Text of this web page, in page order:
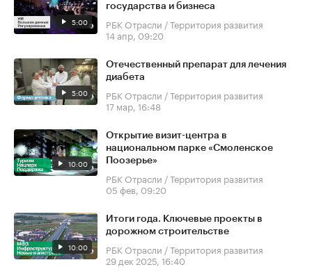
5:00
государства и бизнеса
РБК Отрасли / Территория развития
14 апр, 09:20
5:00
Отечественный препарат для лечения
диабета
РБК Отрасли / Территория развития
17 мар, 16:48
10:00
Открытие визит-центра в
национальном парке «Смоленское
Поозерье»
РБК Отрасли / Территория развития
05 фев, 09:20
10:00
Итоги года. Ключевые проекты в
дорожном строительстве
РБК Отрасли / Территория развития
29 дек 2025, 16:40